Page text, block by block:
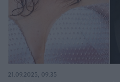
21.09.2025, 09:35